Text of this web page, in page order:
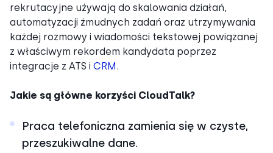
rekrutacyjne używają do skalowania działań,
automatyzacji żmudnych zadań oraz utrzymywania
każdej rozmowy i wiadomości tekstowej powiązanej
z właściwym rekordem kandydata poprzez
integracje z ATS i CRM .
Jakie są główne korzyści CloudTalk?
Praca telefoniczna zamienia się w czyste,
przeszukiwalne dane.